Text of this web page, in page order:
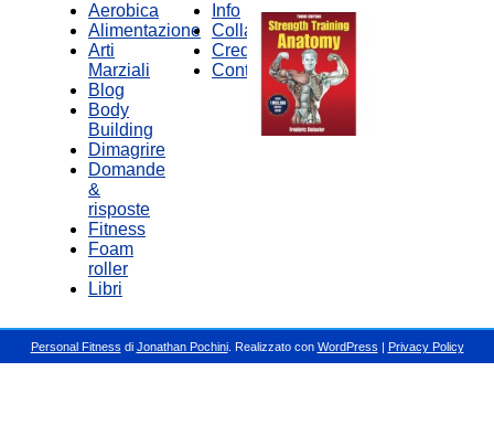
Aerobica
Alimentazione
Arti
Marziali
Blog
Body
Building
Dimagrire
Domande
&
risposte
Fitness
Foam
roller
Libri
Info
Collabora
Credits
Contatti
Personal Fitness di Jonathan Pochini. Realizzato con WordPress | Privacy Policy